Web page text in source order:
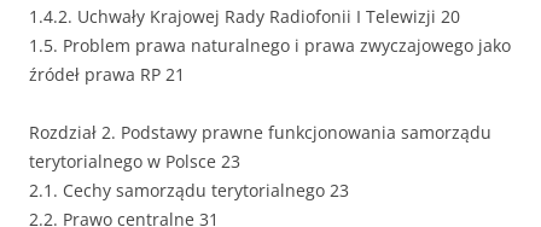
1.4.2. Uchwały Krajowej Rady Radiofonii I Telewizji 20
1.5. Problem prawa naturalnego i prawa zwyczajowego jako
źródeł prawa RP 21
Rozdział 2. Podstawy prawne funkcjonowania samorządu
terytorialnego w Polsce 23
2.1. Cechy samorządu terytorialnego 23
2.2. Prawo centralne 31